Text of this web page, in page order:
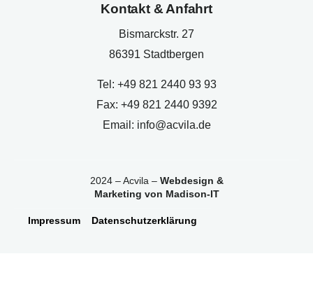
Kontakt & Anfahrt
Bismarckstr. 27
86391 Stadtbergen
Tel: +49 821 2440 93 93
Fax: +49 821 2440 9392
Email: info@acvila.de
2024 – Acvila – Webdesign &
Marketing von Madison-IT
Impressum Datenschutzerklärung